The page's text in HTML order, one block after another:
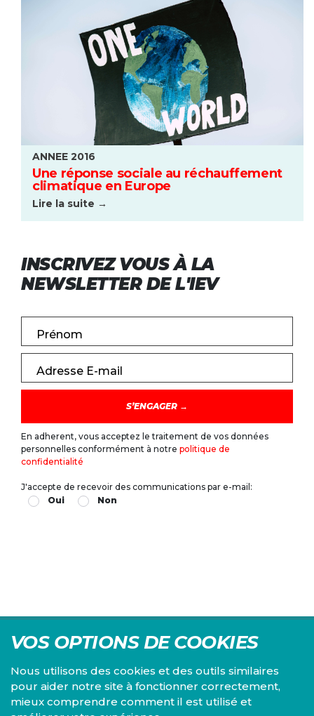
ANNEE 2016
Une réponse sociale au réchauffement
climatique en Europe
Lire la suite →
INSCRIVEZ VOUS À LA
NEWSLETTER DE L'IEV
Prénom
Adresse E-mail
En adherent, vous acceptez le traitement de vos données
personnelles conformément à notre politique de
confidentialité
J'accepte de recevoir des communications par e-mail:
Oui
Non
VOS OPTIONS DE COOKIES
Nous utilisons des cookies et des outils similaires
pour aider notre site à fonctionner correctement,
mieux comprendre comment il est utilisé et
Centre d'études du PS, l'Institut Emile Vandervelde se